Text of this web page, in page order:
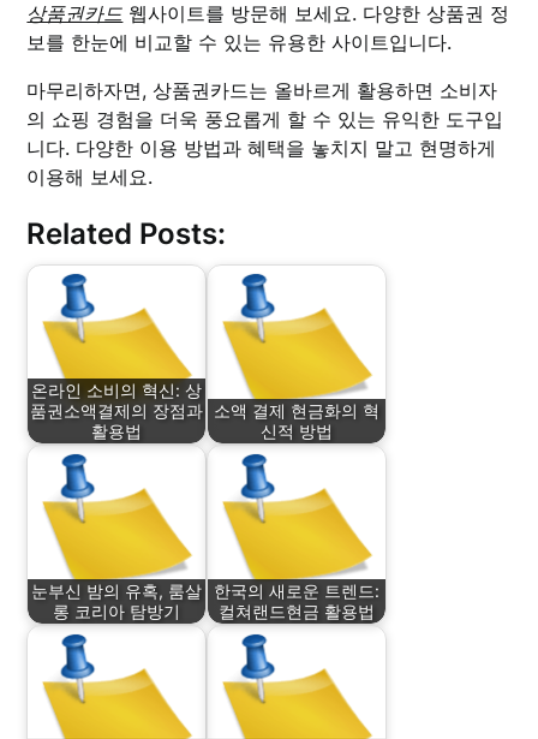
상품권카드 웹사이트를 방문해 보세요. 다양한 상품권 정
보를 한눈에 비교할 수 있는 유용한 사이트입니다.
마무리하자면, 상품권카드는 올바르게 활용하면 소비자
의 쇼핑 경험을 더욱 풍요롭게 할 수 있는 유익한 도구입
니다. 다양한 이용 방법과 혜택을 놓치지 말고 현명하게
이용해 보세요.
Related Posts:
온라인 소비의 혁신: 상
품권소액결제의 장점과
활용법
소액 결제 현금화의 혁
신적 방법
눈부신 밤의 유혹, 룸살
롱 코리아 탐방기
한국의 새로운 트렌드:
컬쳐랜드현금 활용법